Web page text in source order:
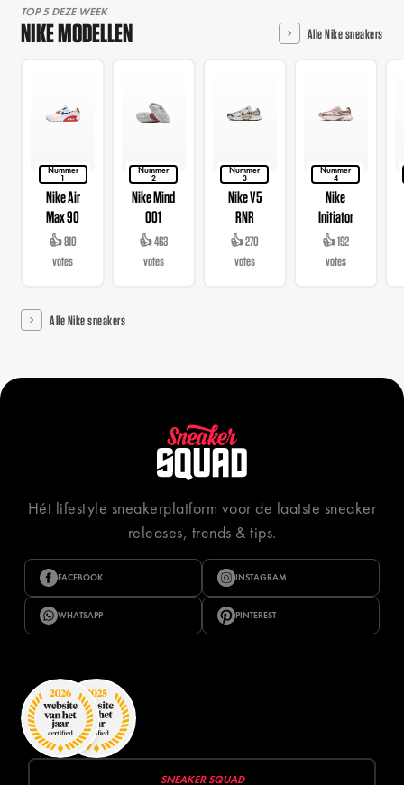
TOP 5 DEZE WEEK
NIKE MODELLEN Alle Nike sneakers
Nummer
1
Nike Air
Max 90
👍 810
votes
Nummer
2
Nike Mind
001
👍 463
votes
Nummer
3
Nike V5
RNR
👍 270
votes
Nummer
4
Nike
Initiator
👍 192
votes
Alle Nike sneakers
Hét lifestyle sneakerplatform voor de laatste sneaker
releases, trends & tips.
FACEBOOK INSTAGRAM
WHATSAPP PINTEREST
SNEAKER SQUAD